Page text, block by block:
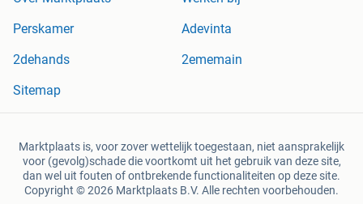
Perskamer
Adevinta
2dehands
2ememain
Sitemap
Marktplaats is, voor zover wettelijk toegestaan, niet aansprakelijk
voor (gevolg)schade die voortkomt uit het gebruik van deze site,
dan wel uit fouten of ontbrekende functionaliteiten op deze site.
Copyright © 2026 Marktplaats B.V. Alle rechten voorbehouden.